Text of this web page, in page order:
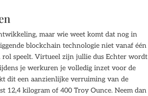
maar wie weet komt dat nog in
blockchain technologie niet vanaf één
rol speelt. Virtueel zijn jullie dus Echter wordt
je werkuren je volledig inzet voor de
dit een aanzienlijke verruiming van de
12,4 kilogram of 400 Troy Ounce. Neem dan